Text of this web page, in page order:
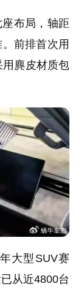
布局，轴距
前排首次用
麂皮材质包
大型SUV赛
从近4800台